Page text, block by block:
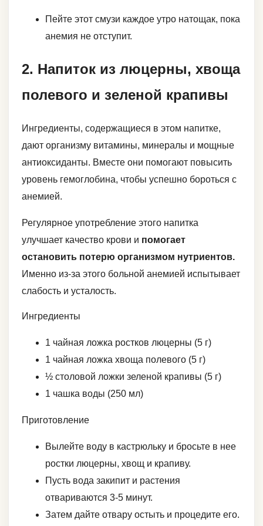
Пейте этот смузи каждое утро натощак, пока
анемия не отступит.
2. Напиток из люцерны, хвоща
полевого и зеленой крапивы
Ингредиенты, содержащиеся в этом напитке,
дают организму витамины, минералы и мощные
антиоксиданты. Вместе они помогают повысить
уровень гемоглобина, чтобы успешно бороться с
анемией.
Регулярное употребление этого напитка
улучшает качество крови и помогает
остановить потерю организмом нутриентов.
Именно из-за этого больной анемией испытывает
слабость и усталость.
Ингредиенты
1 чайная ложка ростков люцерны (5 г)
1 чайная ложка хвоща полевого (5 г)
½ столовой ложки зеленой крапивы (5 г)
1 чашка воды (250 мл)
Приготовление
Вылейте воду в кастрюльку и бросьте в нее
ростки люцерны, хвощ и крапиву.
Пусть вода закипит и растения
отвариваются 3-5 минут.
Затем дайте отвару остыть и процедите его.